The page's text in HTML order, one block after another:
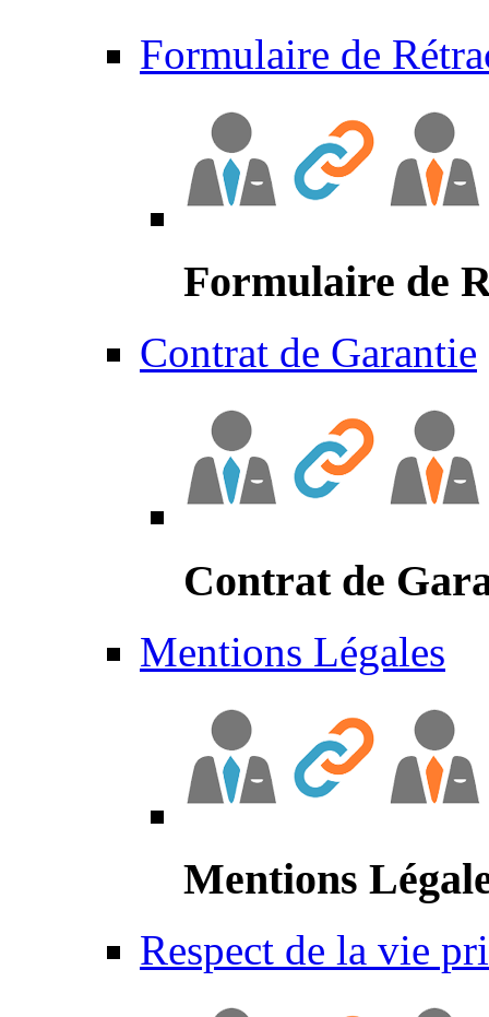
Formulaire de
Formulaire de
Contrat de Garantie
Contrat de
Mentions Légales
Mentions
Respect de la vie